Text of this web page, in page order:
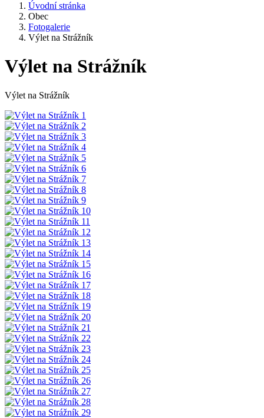
Úvodní stránka
Obec
Fotogalerie
Výlet na Strážník
Výlet na Strážník
Výlet na Strážník